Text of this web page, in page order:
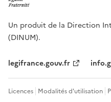
Un produit de la Direction
(DINUM).
legifrance.gouv.fr
Licences Modalités d'utilisation